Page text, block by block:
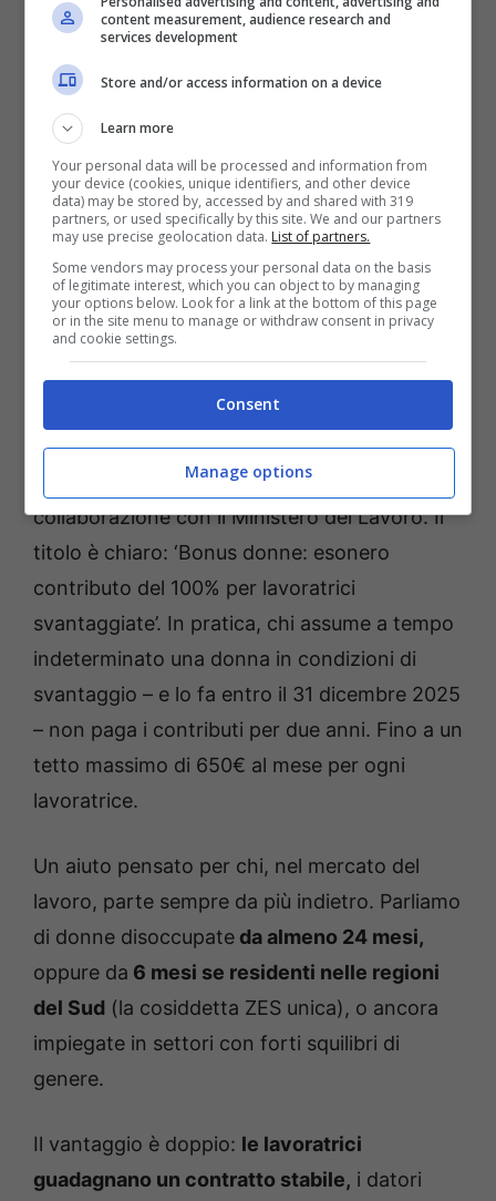
poco.
Bonus donne da 650€: a chi spetta e come ottenerlo –
ot11ot2.it
A renderlo ufficiale è stata l’INPS conuna
circolare del 12 maggio 2025,
collaborazione con il Ministero del Lavoro. Il
titolo è chiaro: ‘Bonus donne: esonero
contributo del 100% per lavoratrici
svantaggiate’. In pratica, chi assume a tempo
indeterminato una donna in condizioni di
svantaggio – e lo fa entro il 31 dicembre 2025
– non paga i contributi per due anni. Fino a un
tetto massimo di 650€ al mese per ogni
lavoratrice.
Un aiuto pensato per chi, nel mercato del
lavoro, parte sempre da più indietro. Parliamo
di donne disoccupate da almeno 24 mesi,
oppure da 6 mesi se residenti nelle regioni
del Sud (la cosiddetta ZES unica), o ancora
impiegate in settori con forti squilibri di
genere.
Il vantaggio è doppio: le lavoratrici
guadagnano un contratto stabile, i datori
content measurement, audience research and
services development
Store and/or access information on a device
Learn more
Your personal data will be processed and information from
your device (cookies, unique identifiers, and other device
data) may be stored by, accessed by and shared with 319
partners, or used specifically by this site. We and our partners
may use precise geolocation data. List of partners.
Some vendors may process your personal data on the basis
of legitimate interest, which you can object to by managing
your options below. Look for a link at the bottom of this page
or in the site menu to manage or withdraw consent in privacy
and cookie settings.
Consent
Manage options